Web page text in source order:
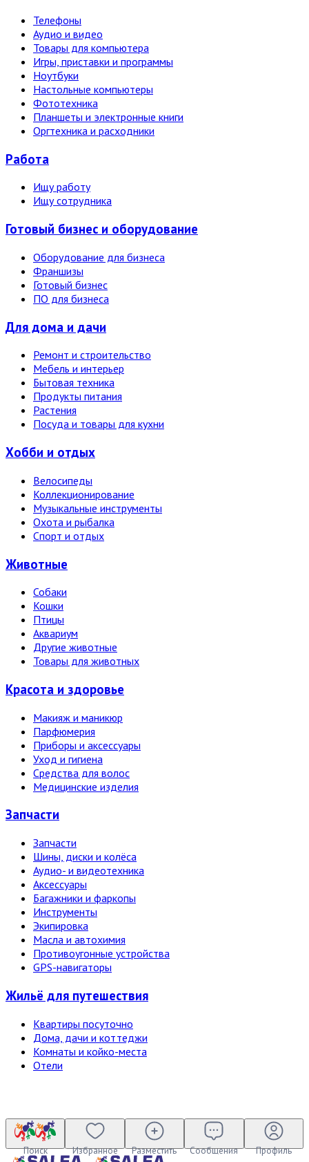
Телефоны
Аудио и видео
Товары для компьютера
Игры, приставки и программы
Ноутбуки
Настольные компьютеры
Фототехника
Планшеты и электронные книги
Оргтехника и расходники
Работа
Ищу работу
Ищу сотрудника
Готовый бизнес и оборудование
Оборудование для бизнеса
Франшизы
Готовый бизнес
ПО для бизнеса
Для дома и дачи
Ремонт и строительство
Мебель и интерьер
Бытовая техника
Продукты питания
Растения
Посуда и товары для кухни
Хобби и отдых
Велосипеды
Коллекционирование
Музыкальные инструменты
Охота и рыбалка
Спорт и отдых
Животные
Собаки
Кошки
Птицы
Аквариум
Другие животные
Товары для животных
Красота и здоровье
Макияж и маникюр
Парфюмерия
Приборы и аксессуары
Уход и гигиена
Средства для волос
Медицинские изделия
Запчасти
Запчасти
Шины, диски и колёса
Аудио- и видеотехника
Аксессуары
Багажники и фаркопы
Инструменты
Экипировка
Масла и автохимия
Противоугонные устройства
GPS-навигаторы
Жильё для путешествия
Квартиры посуточно
Дома, дачи и коттеджи
Комнаты и койко-места
Отели
Поиск Избранное Разместить Сообщения Профиль